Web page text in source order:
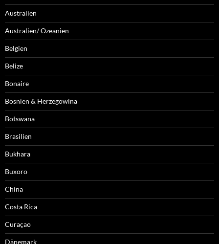
Australien
Australien/ Ozeanien
Belgien
Belize
Bonaire
Bosnien & Herzegowina
Botswana
Brasilien
Bukhara
Buxoro
China
Costa Rica
Curaçao
Dänemark